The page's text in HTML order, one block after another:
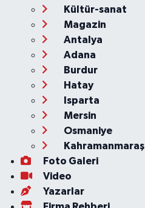
Kültür-sanat
Magazin
Antalya
Adana
Burdur
Hatay
Isparta
Mersin
Osmaniye
Kahramanmaraş
Foto Galeri
Video
Yazarlar